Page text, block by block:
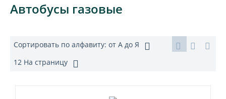
Автобусы газовые
Сортировать по алфавиту: от А до Я
12 На страницу